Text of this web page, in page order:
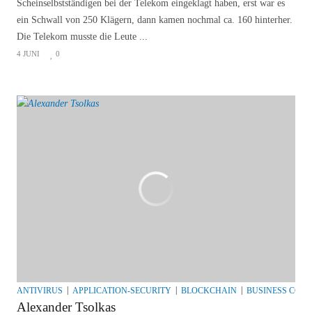
Scheinselbstständigen bei der Telekom eingeklagt haben, erst war es
ein Schwall von 250 Klägern, dann kamen nochmal ca. 160 hinterher.
Die Telekom musste die Leute ...
4 JUNI 0
ANTIVIRUS APPLICATION-SECURITY BLOCKCHAIN BUSINESS
Alexander Tsolkas